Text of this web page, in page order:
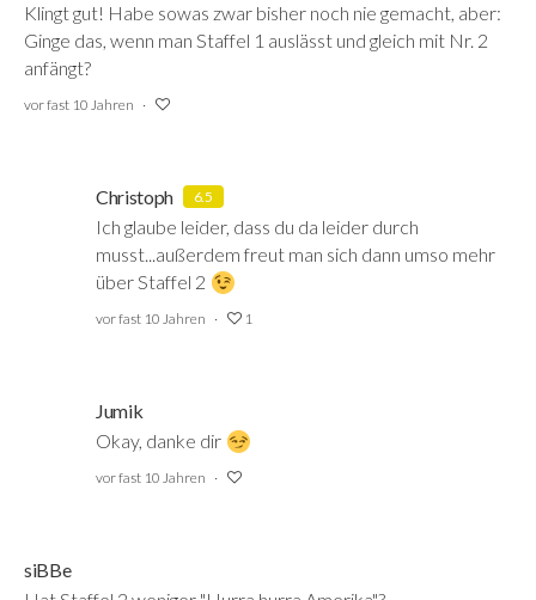
Klingt gut! Habe sowas zwar bisher noch nie gemacht, aber:
Ginge das, wenn man Staffel 1 auslässt und gleich mit Nr. 2
anfängt?
vor fast 10 Jahren
Christoph 6.5
Ich glaube leider, dass du da leider durch
musst...außerdem freut man sich dann umso mehr
über Staffel 2
vor fast 10 Jahren 1
Jumik
Okay, danke dir
vor fast 10 Jahren
siBBe